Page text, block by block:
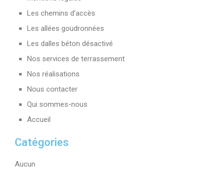
Les chemins d’accès
Les allées goudronnées
Les dalles béton désactivé
Nos services de terrassement
Nos réalisations
Nous contacter
Qui sommes-nous
Accueil
Catégories
Aucun